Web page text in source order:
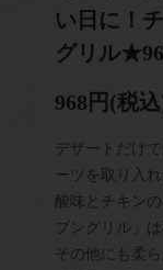
い日に！
グリル
968円 (税
デザートだけ
ーツを取り入
酸味とチキン
ブングリル」
その他にも柔